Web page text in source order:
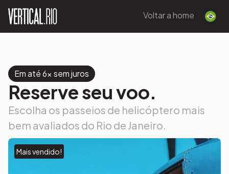
Voltar a home
Em até 6x sem juros
Reserve seu voo.
Escolha os passeios de helicóptero mais
bem avaliados do Rio de Janeiro.
Mais vendido!